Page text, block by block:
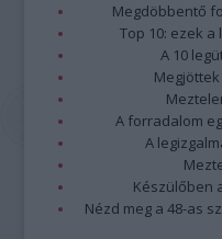
Megdöbbentő
Top 10: ezek
A 10
A forradalom
A
Készülőben
Nézd meg a 48-as